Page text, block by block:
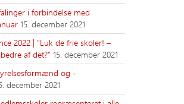
i forbindelse med
15. december 2021
2022 | ”Luk de frie skoler! –
af det?”15. december 2021
og -
december 2021